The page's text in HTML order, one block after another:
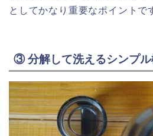
としてかなり重要なポイントで
③ 分解して洗えるシンプ